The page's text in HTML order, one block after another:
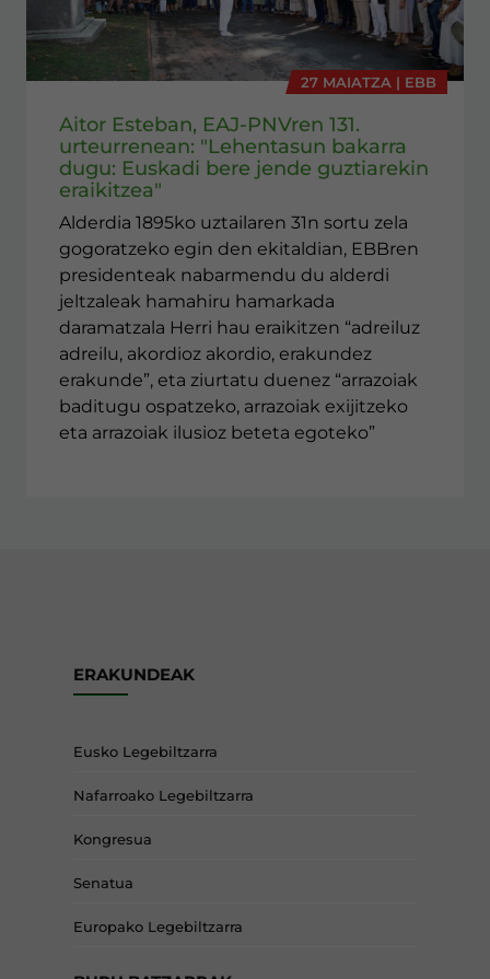
27 MAIATZA | EBB
Aitor Esteban, EAJ-PNVren 131.
urteurrenean: "Lehentasun bakarra
dugu: Euskadi bere jende guztiarekin
eraikitzea"
Alderdia 1895ko uztailaren 31n sortu zela
gogoratzeko egin den ekitaldian, EBBren
presidenteak nabarmendu du alderdi
jeltzaleak hamahiru hamarkada
daramatzala Herri hau eraikitzen “adreiluz
adreilu, akordioz akordio, erakundez
erakunde”, eta ziurtatu duenez “arrazoiak
baditugu ospatzeko, arrazoiak exijitzeko
eta arrazoiak ilusioz beteta egoteko”
ERAKUNDEAK
Eusko Legebiltzarra
Nafarroako Legebiltzarra
Kongresua
Senatua
Europako Legebiltzarra